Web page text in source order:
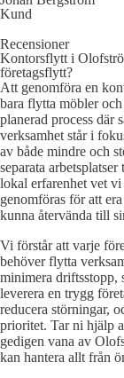
Kund
Recensioner
Kontorsflytt i
företagsflytt?
Att genomföra en
bara flytta möbler
planerad process där
verksamhet står i
av både mindre och
separata
lokal erfarenhet vet
genomföras för att
kunna återvända till
Vi förstår att varje
behöver flytta
minimera driftsstopp,
leverera en trygg
reducera störningar,
prioritet. Tar ni hjälp
gedigen vana av
kan hantera allt från